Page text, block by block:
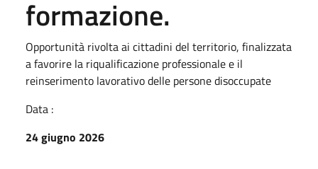
formazione.
Opportunità rivolta ai cittadini del territorio, finalizzata
a favorire la riqualificazione professionale e il
reinserimento lavorativo delle persone disoccupate
Data :
24 giugno 2026